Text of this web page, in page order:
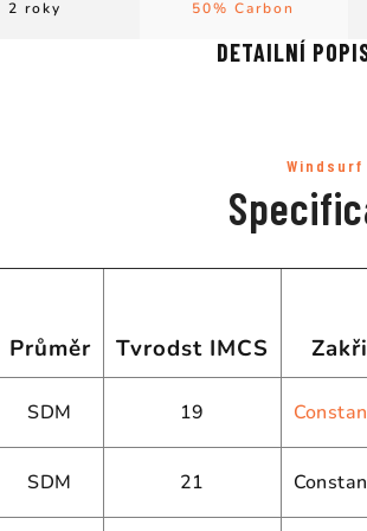
DETAILNÍ
Windsurf
Průměr Tvrodst IMCS
SDM 19
SDM 21
2 roky 50% Carbon